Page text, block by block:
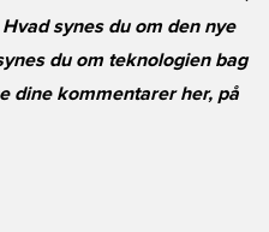
synes du om den nye
du om teknologien bag
dine kommentarer her, på